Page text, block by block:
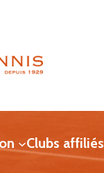
Clubs affiliés